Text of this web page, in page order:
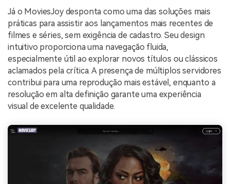
Já o MoviesJoy desponta como uma das soluções mais
práticas para assistir aos lançamentos mais recentes de
filmes e séries, sem exigência de cadastro. Seu design
intuitivo proporciona uma navegação fluida,
especialmente útil ao explorar novos títulos ou clássicos
aclamados pela crítica. A presença de múltiplos servidores
contribui para uma reprodução mais estável, enquanto a
resolução em alta definição garante uma experiência
visual de excelente qualidade.